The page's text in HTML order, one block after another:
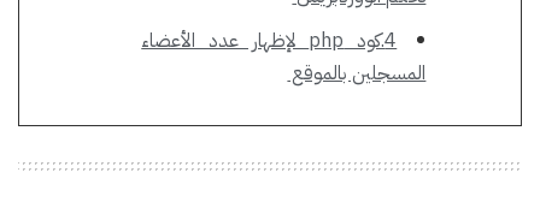
4.كود php لإظهار عدد الأعضاء
المسجلين بالموقع